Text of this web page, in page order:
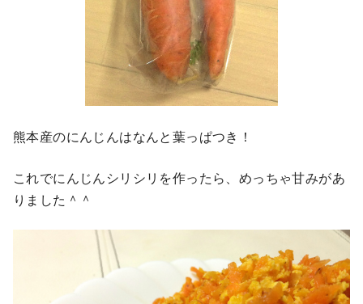
熊本産のにんじんはなんと葉っぱつき！
これでにんじんシリシリを作ったら、めっちゃ甘みがあ
りました＾＾